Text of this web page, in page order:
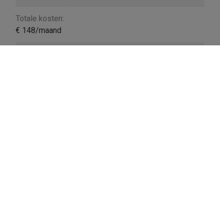
Totale kosten:
€ 148/maand